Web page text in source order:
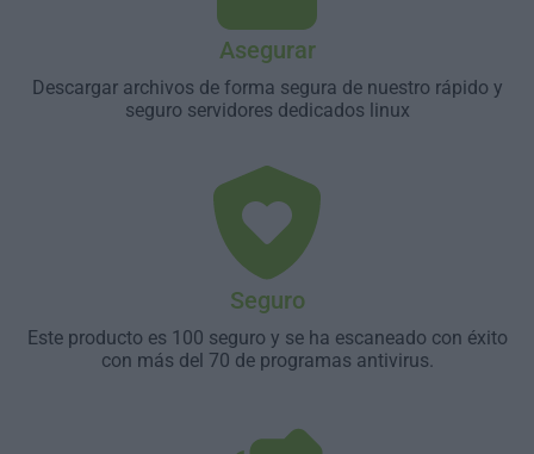
Asegurar
Descargar archivos de forma segura de nuestro rápido y
seguro servidores dedicados linux
Seguro
Este producto es 100 seguro y se ha escaneado con éxito
con más del 70 de programas antivirus.